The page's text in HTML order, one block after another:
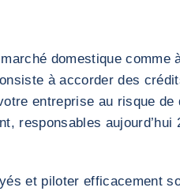
domestique comme
à accorder des
entreprise au risque de
responsables
et piloter efficacement